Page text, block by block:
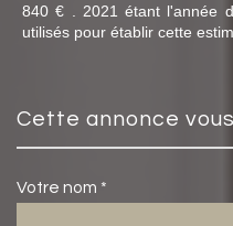
840 € . 2021 étant l'année
utilisés pour établir cette
cette annonce
Votre nom *